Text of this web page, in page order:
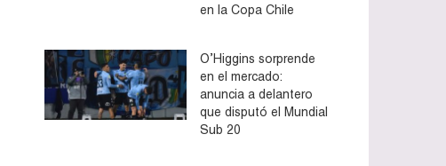
en la Copa Chile
O’Higgins sorprende
en el mercado:
anuncia a delantero
que disputó el Mundial
Sub 20